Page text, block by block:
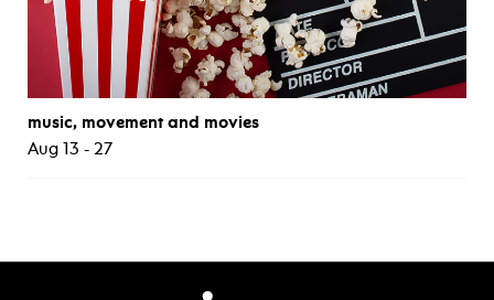
music, movement and movies
Aug 13 - 27